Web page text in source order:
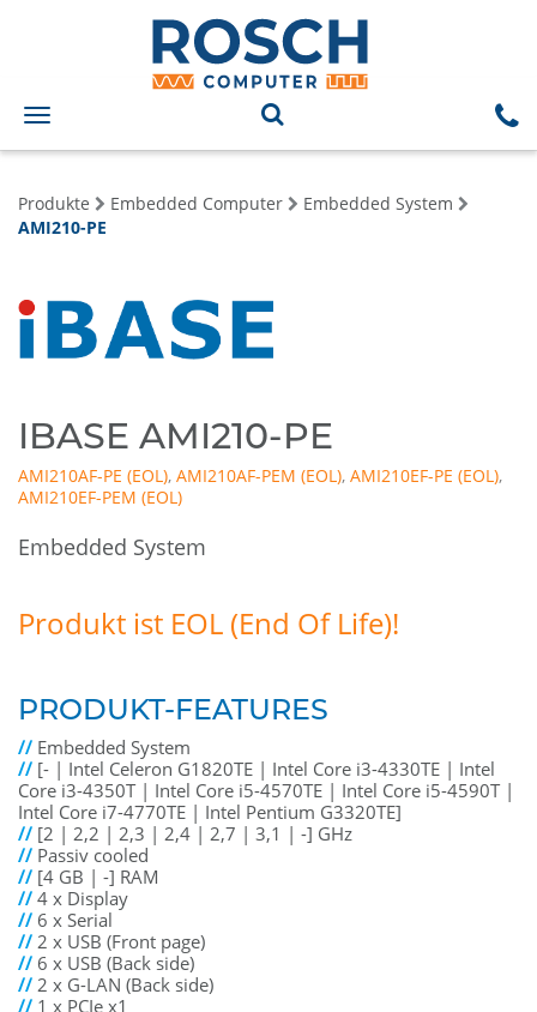
Toggle
navigation
Produkte Embedded Computer
Embedded System
AMI210-PE
IBASE AMI210-PE
AMI210AF-PE , AMI210AF-PEM , AMI210EF-PE
,
AMI210EF-PEM
Embedded System
Produkt ist EOL (End Of Life)!
PRODUKT-FEATURES
// Embedded System
// [- | Intel Celeron G1820TE | Intel Core i3-4330TE | Intel
Core i3-4350T | Intel Core i5-4570TE | Intel Core i5-4590T |
Intel Core i7-4770TE | Intel Pentium G3320TE]
// [2 | 2,2 | 2,3 | 2,4 | 2,7 | 3,1 | -] GHz
// Passiv cooled
// [4 GB | -] RAM
//4 x Display
// 6 x Serial
//2 x USB (Front page)
// 6 x USB (Back side)
//2 x G-LAN (Back side)
// 1 x PCIe x1